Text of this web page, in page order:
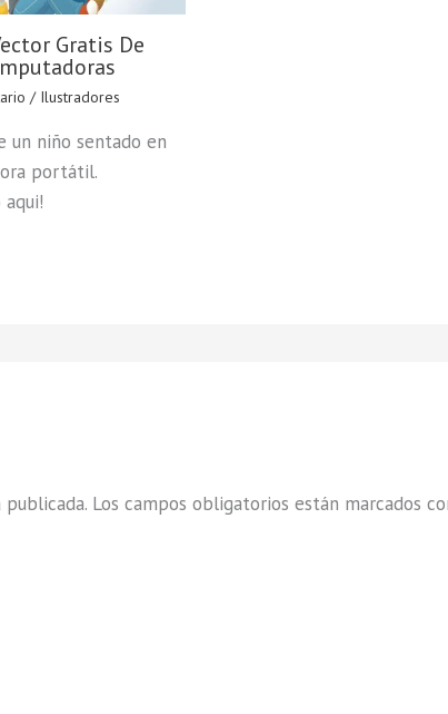
Gratis De
/ Ilustradores
un niño sentado en
portátil.
aqui!
Los campos obligatorios están marcados